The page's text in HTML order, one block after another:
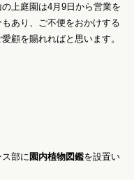
上庭園は4月9日から営業を
あり、ご不便をおかけする
顧を賜れればと思います。
部に園内植物図鑑を設置い